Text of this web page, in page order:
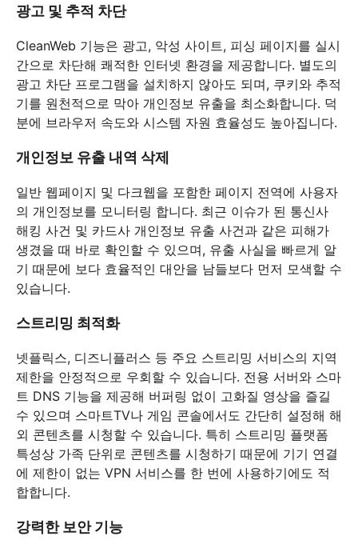
광고 및 추적 차단
CleanWeb 기능은 광고, 악성 사이트, 피싱 페이지를 실시
간으로 차단해 쾌적한 인터넷 환경을 제공합니다. 별도의
광고 차단 프로그램을 설치하지 않아도 되며, 쿠키와 추적
기를 원천적으로 막아 개인정보 유출을 최소화합니다. 덕
분에 브라우저 속도와 시스템 자원 효율성도 높아집니다.
개인정보 유출 내역 삭제
일반 웹페이지 및 다크웹을 포함한 페이지 전역에 사용자
의 개인정보를 모니터링 합니다. 최근 이슈가 된 통신사
해킹 사건 및 카드사 개인정보 유출 사건과 같은 피해가
생겼을 때 바로 확인할 수 있으며, 유출 사실을 빠르게 알
기 때문에 보다 효율적인 대안을 남들보다 먼저 모색할 수
있습니다.
스트리밍 최적화
넷플릭스, 디즈니플러스 등 주요 스트리밍 서비스의 지역
제한을 안정적으로 우회할 수 있습니다. 전용 서버와 스마
트 DNS 기능을 제공해 버퍼링 없이 고화질 영상을 즐길
수 있으며 스마트TV나 게임 콘솔에서도 간단히 설정해 해
외 콘텐츠를 시청할 수 있습니다. 특히 스트리밍 플랫폼
특성상 가족 단위로 콘텐츠를 시청하기 때문에 기기 연결
에 제한이 없는 VPN 서비스를 한 번에 사용하기에도 적
합합니다.
강력한 보안 기능